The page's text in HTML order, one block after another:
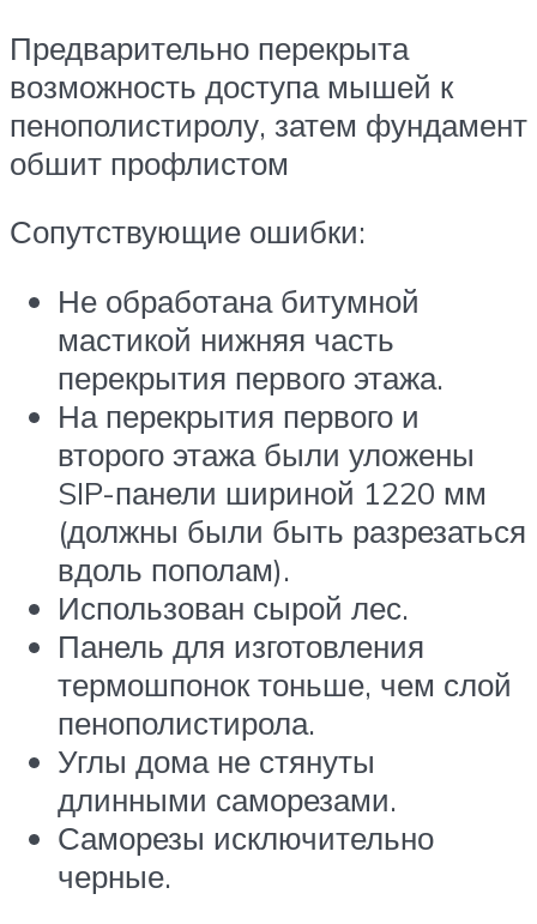
Предварительно перекрыта
возможность доступа мышей к
пенополистиролу, затем фундамент
обшит профлистом
Сопутствующие ошибки:
Не обработана битумной
мастикой нижняя часть
перекрытия первого этажа.
На перекрытия первого и
второго этажа были уложены
SIP-панели шириной 1220 мм
(должны были быть разрезаться
вдоль пополам).
Использован сырой лес.
Панель для изготовления
термошпонок тоньше, чем слой
пенополистирола.
Углы дома не стянуты
длинными саморезами.
Саморезы исключительно
черные.